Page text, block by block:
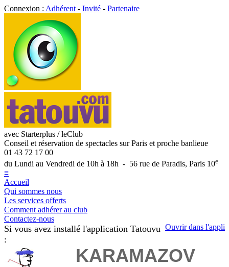
Connexion : Adhérent - Invité - Partenaire
avec Starterplus / leClub
Conseil et réservation de spectacles sur Paris et proche banlieue
01 43 72 17 00
du Lundi au Vendredi de 10h à 18h - 56 rue de Paradis, Paris 10e
≡
Accueil
Qui sommes nous
Les services offerts
Comment adhérer au club
Contactez-nous
Ouvrir dans l'appli
Si vous avez installé l'application Tatouvu
:
KARAMAZOV